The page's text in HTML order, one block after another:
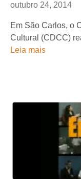
outubro 24, 2014
Em São Carlos, o
Cultural (CDCC)
Leia mais